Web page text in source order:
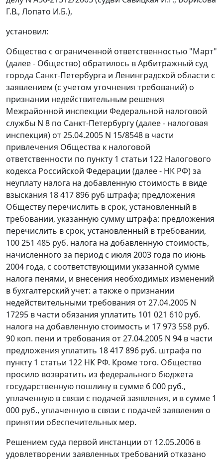
Г.В., Лопато И.Б.),
установил:
Общество с ограниченной ответственностью "Март"
(далее - Общество) обратилось в Арбитражный суд
города Санкт-Петербурга и Ленинградской области с
заявлением (с учетом уточнения требований) о
признании недействительным решения
Межрайонной инспекции Федеральной налоговой
службы N 8 по Санкт-Петербургу (далее - налоговая
инспекция) от 25.04.2005 N 15/8548 в части
привлечения Общества к налоговой
ответственности по пункту 1 статьи 122 Налогового
кодекса Российской Федерации (далее - НК РФ) за
неуплату налога на добавленную стоимость в виде
взыскания 18 417 896 руб штрафа; предложения
Обществу перечислить в срок, установленный в
требовании, указанную сумму штрафа: предложения
перечислить в срок, установленный в требовании,
100 251 485 руб. налога на добавленную стоимость,
начисленного за период с июля 2003 года по июнь
2004 года, с соответствующими указанной сумме
налога пенями, и внесения необходимых изменений
в бухгалтерский учет: а также о признании
недействительными требования от 27.04.2005 N
17295 в части обязания уплатить 101 021 610 руб.
налога на добавленную стоимость и 17 973 558 руб.
90 коп. пени и требования от 27.04.2005 N 94 в части
предложения уплатить 18 417 896 руб. штрафа по
пункту 1 статьи 122 НК РФ. Кроме того. Общество
просило возвратить из федерального бюджета
государственную пошлину в сумме 6 000 руб.,
уплаченную в связи с подачей заявления, и в сумме 1
000 руб., уплаченную в связи с подачей заявления о
принятии обеспечительных мер.
Решением суда первой инстанции от 12.05.2006 в
удовлетворении заявленных требований отказано